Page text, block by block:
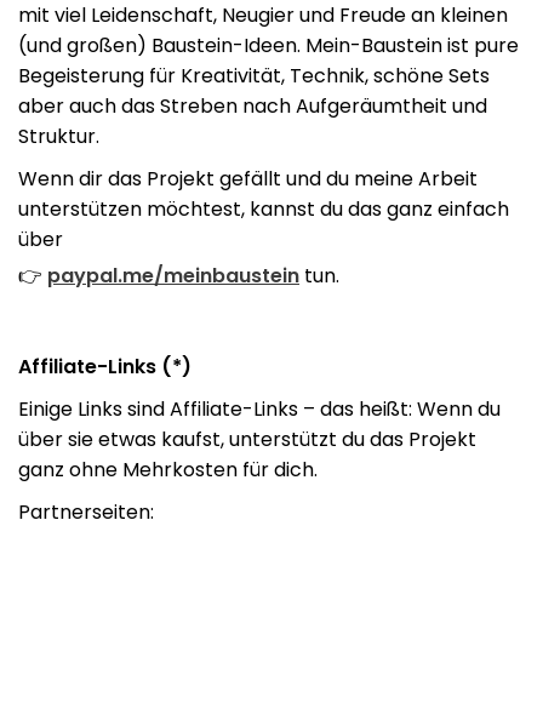
mit viel Leidenschaft, Neugier und Freude an kleinen
(und großen) Baustein-Ideen. Mein-Baustein ist pure
Begeisterung für Kreativität, Technik, schöne Sets
aber auch das Streben nach Aufgeräumtheit und
Struktur.
Wenn dir das Projekt gefällt und du meine Arbeit
unterstützen möchtest, kannst du das ganz einfach
über
👉 paypal.me/meinbaustein tun.
Affiliate-Links (*)
Einige Links sind Affiliate-Links – das heißt: Wenn du
über sie etwas kaufst, unterstützt du das Projekt
ganz ohne Mehrkosten für dich.
Partnerseiten: